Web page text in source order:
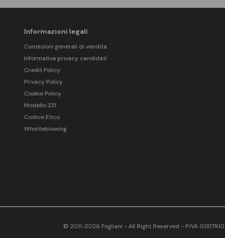
Informazioni legali
Condizioni generali di vendita
Informativa privacy candidati
Credit Policy
Privacy Policy
Cookie Policy
Modello 231
Codice Etico
Whistleblowing
© 2011-2026 Fogliani - All Right Reserved - P.IVA